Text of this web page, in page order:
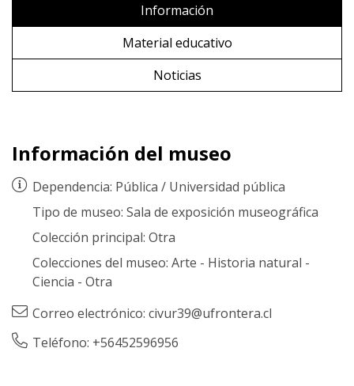
Información
Material educativo
Noticias
Información del museo
Dependencia: Pública / Universidad pública
Tipo de museo: Sala de exposición museográfica
Colección principal: Otra
Colecciones del museo: Arte - Historia natural -
Ciencia - Otra
Correo electrónico: civur39@ufrontera.cl
Teléfono: +56452596956